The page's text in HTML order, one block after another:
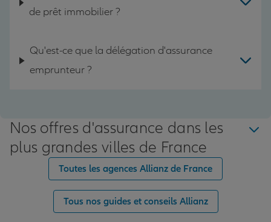
de prêt immobilier ?
Qu'est-ce que la délégation d'assurance
emprunteur ?
Nos offres d'assurance dans les
plus grandes villes de France
Toutes les agences Allianz de France
Tous nos guides et conseils Allianz